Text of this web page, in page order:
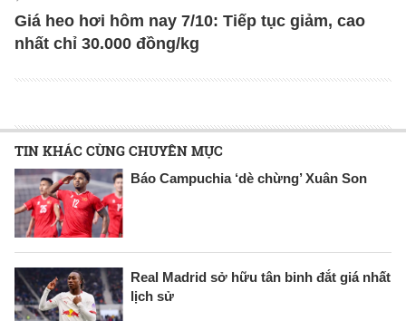
Giá heo hơi hôm nay 7/10: Tiếp tục giảm, cao
nhất chỉ 30.000 đồng/kg
TIN KHÁC CÙNG CHUYÊN MỤC
Báo Campuchia ‘dè chừng’ Xuân Son
Real Madrid sở hữu tân binh đắt giá nhất
lịch sử